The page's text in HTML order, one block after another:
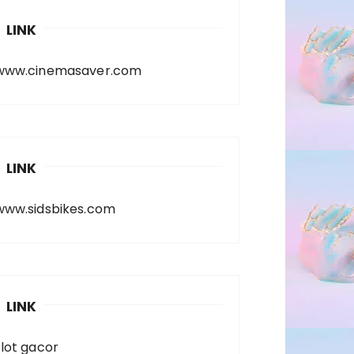
LINK
LINK
LINK
gacor